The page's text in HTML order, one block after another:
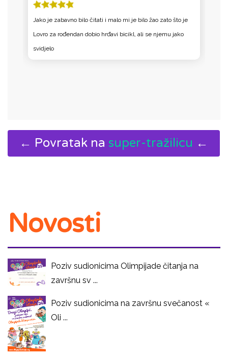
Jako je zabavno bilo čitati i malo mi je bilo žao zato što je
Lovro za rođendan dobio hrđavi bicikl, ali se njemu jako
svidjelo
← Povratak na super-tražilicu ←
Novosti
Poziv sudionicima Olimpijade čitanja na
završnu sv ...
Poziv sudionicima na završnu svečanost «
Oli ...